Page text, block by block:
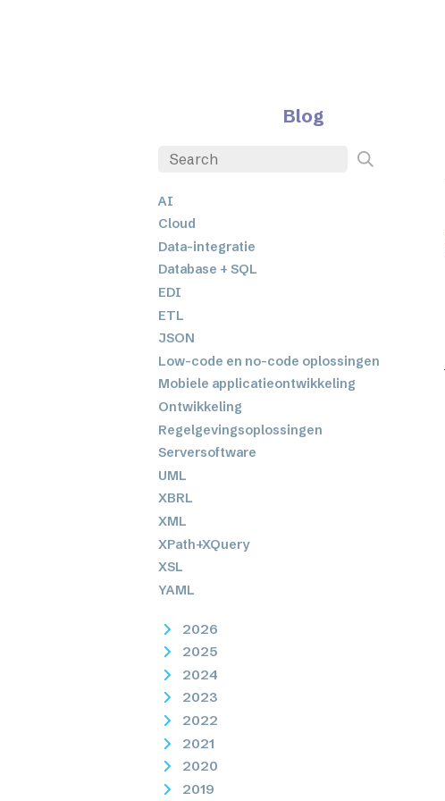
Blog
AI
Cloud
Data-integratie
Database + SQL
EDI
ETL
JSON
Low-code en no-code oplossingen
Mobiele applicatieontwikkeling
Ontwikkeling
Regelgevingsoplossingen
Serversoftware
UML
XBRL
XML
XPath+XQuery
XSL
YAML
2026
2025
2024
2023
2022
2021
2020
2019